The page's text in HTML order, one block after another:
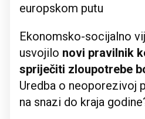
europskom putu
Ekonomsko-socijalno
usvojilo novi pravilnik
spriječiti zloupotrebe
Uredba o neoporezivoj
na snazi do kraja